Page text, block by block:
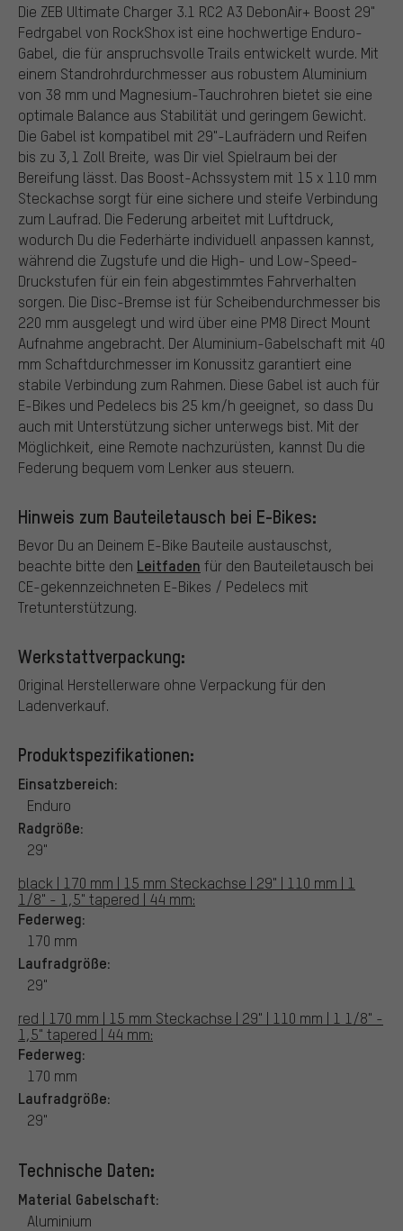
Die ZEB Ultimate Charger 3.1 RC2 A3 DebonAir+ Boost 29"
Fedrgabel von RockShox ist eine hochwertige Enduro-
Gabel, die für anspruchsvolle Trails entwickelt wurde. Mit
einem Standrohrdurchmesser aus robustem Aluminium
von 38 mm und Magnesium-Tauchrohren bietet sie eine
optimale Balance aus Stabilität und geringem Gewicht.
Die Gabel ist kompatibel mit 29"-Laufrädern und Reifen
bis zu 3,1 Zoll Breite, was Dir viel Spielraum bei der
Bereifung lässt. Das Boost-Achssystem mit 15 x 110 mm
Steckachse sorgt für eine sichere und steife Verbindung
zum Laufrad. Die Federung arbeitet mit Luftdruck,
wodurch Du die Federhärte individuell anpassen kannst,
während die Zugstufe und die High- und Low-Speed-
Druckstufen für ein fein abgestimmtes Fahrverhalten
sorgen. Die Disc-Bremse ist für Scheibendurchmesser bis
220 mm ausgelegt und wird über eine PM8 Direct Mount
Aufnahme angebracht. Der Aluminium-Gabelschaft mit 40
mm Schaftdurchmesser im Konussitz garantiert eine
stabile Verbindung zum Rahmen. Diese Gabel ist auch für
E-Bikes und Pedelecs bis 25 km/h geeignet, so dass Du
auch mit Unterstützung sicher unterwegs bist. Mit der
Möglichkeit, eine Remote nachzurüsten, kannst Du die
Federung bequem vom Lenker aus steuern.
Hinweis zum Bauteiletausch bei E-Bikes:
Bevor Du an Deinem E-Bike Bauteile austauschst,
beachte bitte den Leitfaden für den Bauteiletausch bei
CE-gekennzeichneten E-Bikes / Pedelecs mit
Tretunterstützung.
Werkstattverpackung:
Original Herstellerware ohne Verpackung für den
Ladenverkauf.
Produktspezifikationen:
Einsatzbereich:
Enduro
Radgröße:
29"
black | 170 mm | 15 mm Steckachse | 29" | 110 mm | 1
1/8" - 1,5" tapered | 44 mm:
Federweg:
170 mm
Laufradgröße:
29"
red | 170 mm | 15 mm Steckachse | 29" | 110 mm | 1 1/8" -
1,5" tapered | 44 mm:
Federweg:
170 mm
Laufradgröße:
29"
Technische Daten:
Material Gabelschaft:
Aluminium